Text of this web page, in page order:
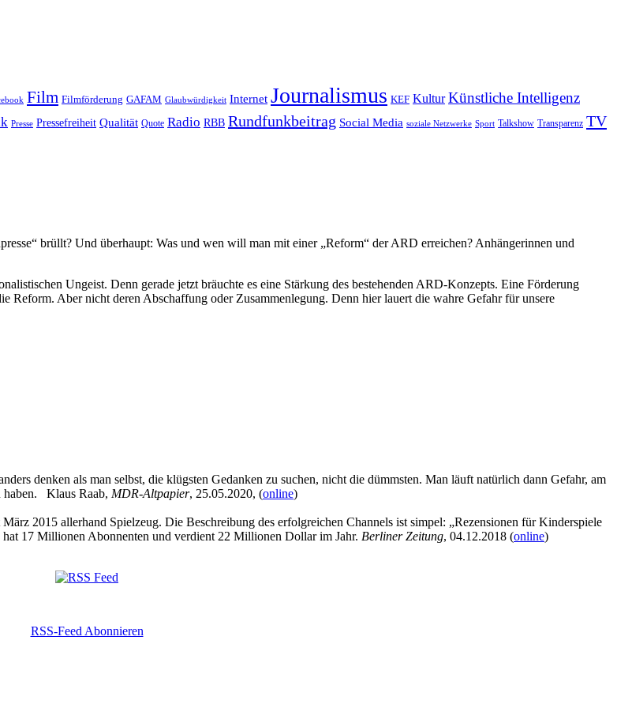
Film Filmförderung GAFAM Glaubwürdigkeit Internet Journalismus KEF Kultur Künstliche Intelligenz
Presse Pressefreiheit Qualität Quote Radio RBB Rundfunkbeitrag Social Media soziale Netzwerke Sport Talkshow Transparenz TV
brüllt? Und überhaupt: Was und wen will man mit einer „Reform“ der ARD erreichen? Anhängerinnen und
Ungeist. Denn gerade jetzt bräuchte es eine Stärkung des bestehenden ARD-Konzepts. Eine Förderung
Aber nicht deren Abschaffung oder Zusammenlegung. Denn hier lauert die wahre Gefahr für unsere
denken als man selbst, die klügsten Gedanken zu suchen, nicht die dümmsten. Man läuft natürlich dann Gefahr, am
haben. Klaus Raab, MDR-Altpapier, 25.05.2020, (online)
2015 allerhand Spielzeug. Die Beschreibung des erfolgreichen Channels ist simpel: „Rezensionen für Kinderspiele
17 Millionen Abonnenten und verdient 22 Millionen Dollar im Jahr. Berliner Zeitung, 04.12.2018 (online)
RSS-Feed Abonnieren